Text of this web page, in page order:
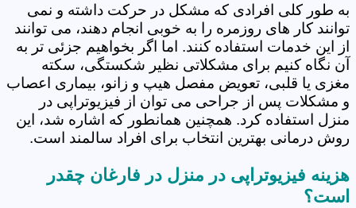
به طور کلی افرادی که مشکل در حرکت داشته و نمی
توانند کار های روزمره را به خوبی انجام دهند، می توانند
از این خدمات استفاده کنند. اما اگر بخواهیم جزئی تر به
آن نگاه کنیم برای مشکلاتی نظیر شکستگی، سکته
مغزی یا قلبی، تعویض مفصل هیپ و زانو، بیماری اعصاب
و مشکلات پس از جراحی می توان از فیزیوتراپی در
منزل استفاده کرد. همچنین همانطور که اشاره شد، این
روش درمانی بهترین انتخاب برای افراد سالمند است.
هزینه فیزیوتراپی در منزل در فارغان چقدر
است؟